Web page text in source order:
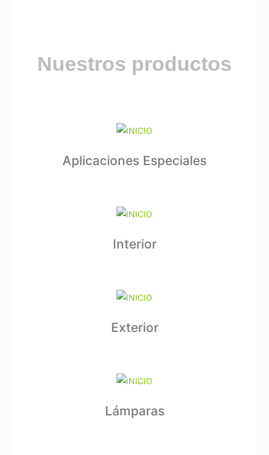
Nuestros productos
Aplicaciones Especiales
Interior
Exterior
Lámparas